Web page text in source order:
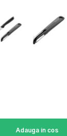
Adauga in cos
cadrului